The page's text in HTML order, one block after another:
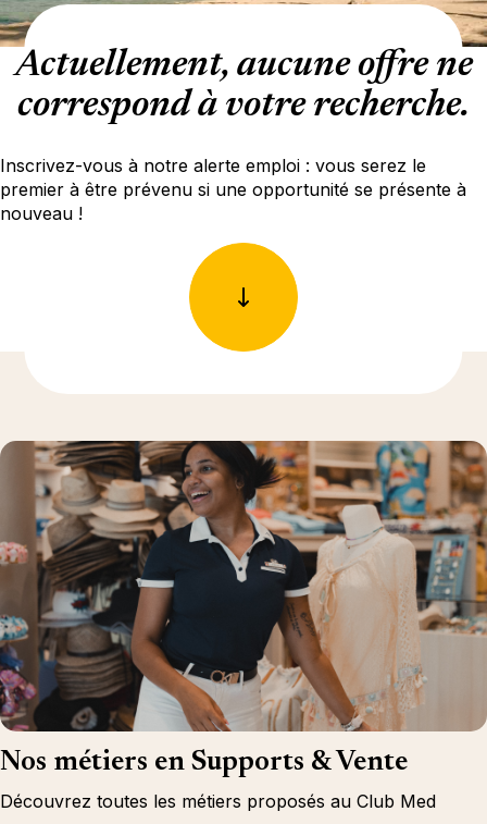
Actuellement, aucune offre ne
correspond à votre recherche.
Inscrivez-vous à notre alerte emploi : vous serez le
premier à être prévenu si une opportunité se présente à
nouveau !
Nos métiers en Supports & Vente
Découvrez toutes les métiers proposés au Club Med